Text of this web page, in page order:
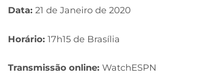
Data: 21 de Janeiro de 2020
Horário: 17h15 de Brasília
Transmissão online: WatchESPN